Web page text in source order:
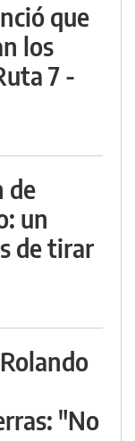
que
los
7 -
de
un
de tirar
"No